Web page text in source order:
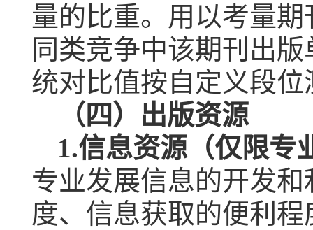
量的比重。用以考量
同类竞争中该期刊出
统对比值按自定义段位
（四）出版资源
1.信息资源（仅限专
专业发展信息的开发
度、信息获取的便利